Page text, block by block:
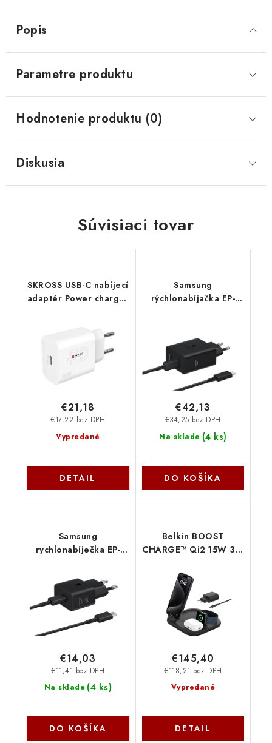
Popis
Parametre produktu
Hodnotenie produktu (0)
Diskusia
Súvisiaci tovar
SKROSS USB-C nabíjecí
adaptér Power charger
PD30 Skross
Vypredané
€17,22 bez DPH
€21,18
DETAIL
Samsung
rýchlonabíjačka EP-
Na sklade (4 ks)
€34,25 bez DPH
€42,13
DO KOŠÍKA
Samsung
rychlonabíječka EP-
T2510XBEGEU
Na sklade (4 ks)
€11,41 bez DPH
€14,03
DO KOŠÍKA
Belkin BOOST
CHARGE™ Qi2 15W 3v1
stojan, skládací, černá
WIZ029vfBK
Vypredané
€118,21 bez DPH
€145,40
DETAIL